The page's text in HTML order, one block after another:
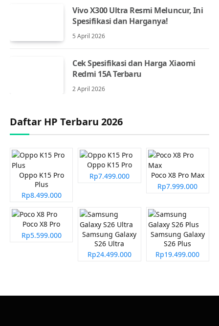
Vivo X300 Ultra Resmi Meluncur, Ini
Spesifikasi dan Harganya!
5 April 2026
Cek Spesifikasi dan Harga Xiaomi
Redmi 15A Terbaru
2 April 2026
Daftar HP Terbaru 2026
Oppo K15 Pro
Plus
Rp8.499.000
Oppo K15 Pro
Rp7.499.000
Poco X8 Pro Max
Rp7.999.000
Poco X8 Pro
Rp5.599.000
Samsung Galaxy
S26 Ultra
Rp24.499.000
Samsung Galaxy
S26 Plus
Rp19.499.000